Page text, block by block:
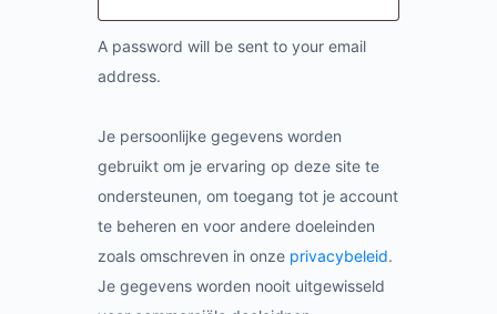
A password will be sent to your email
address.
Je persoonlijke gegevens worden
gebruikt om je ervaring op deze site te
ondersteunen, om toegang tot je account
te beheren en voor andere doeleinden
zoals omschreven in onze privacybeleid.
Je gegevens worden nooit uitgewisseld